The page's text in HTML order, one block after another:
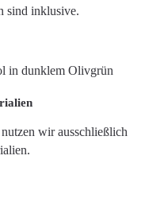
sind inklusive.
wir ausschließlich